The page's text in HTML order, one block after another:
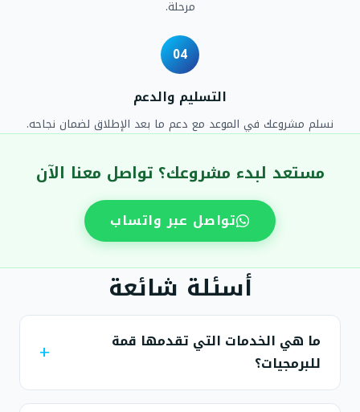
مرحلة.
04
التسليم والدعم
نسلم مشروعك في الموعد مع دعم ما بعد الإطلاق لضمان نجاحه.
مستعد لبدء مشروعك؟ تواصل معنا الآن
تواصل عبر واتساب
أسئلة شائعة
ما هي الخدمات التي تقدمها قمة
للبرمجيات؟